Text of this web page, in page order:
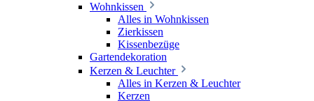
Wohnkissen
Alles in Wohnkissen
Zierkissen
Kissenbezüge
Gartendekoration
Kerzen & Leuchter
Alles in Kerzen & Leuchter
Kerzen